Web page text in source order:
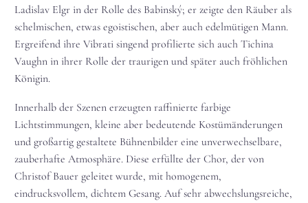
Ladislav Elgr in der Rolle des Babinský; er zeigte den Räuber als
schelmischen, etwas egoistischen, aber auch edelmütigen Mann.
Ergreifend ihre Vibrati singend profilierte sich auch Tichina
Vaughn in ihrer Rolle der traurigen und später auch fröhlichen
Königin.
Innerhalb der Szenen erzeugten raffinierte farbige
Lichtstimmungen, kleine aber bedeutende Kostümänderungen
und großartig gestaltete Bühnenbilder eine unverwechselbare,
zauberhafte Atmosphäre. Diese erfüllte der Chor, der von
Christof Bauer geleitet wurde, mit homogenem,
eindrucksvollem, dichtem Gesang. Auf sehr abwechslungsreiche,